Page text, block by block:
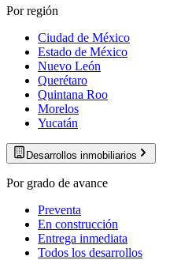
Por región
Ciudad de México
Estado de México
Nuevo León
Querétaro
Quintana Roo
Morelos
Yucatán
Desarrollos inmobiliarios
Por grado de avance
Preventa
En construcción
Entrega inmediata
Todos los desarrollos